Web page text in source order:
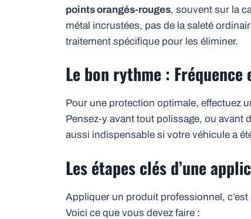
points orangés-rouges, souvent sur la
métal incrustées, pas de la saleté
traitement spécifique pour les éliminer.
Le bon rythme :
Pour une protection optimale, effectuez
Pensez-y avant tout polissage, ou avant
aussi indispensable si votre véhicule a
Les étapes clés d’une
Appliquer un produit professionnel,
Voici ce que vous devez faire :